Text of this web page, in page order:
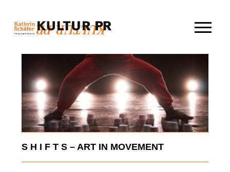
content
S H I F T S – ART IN MOVEMENT